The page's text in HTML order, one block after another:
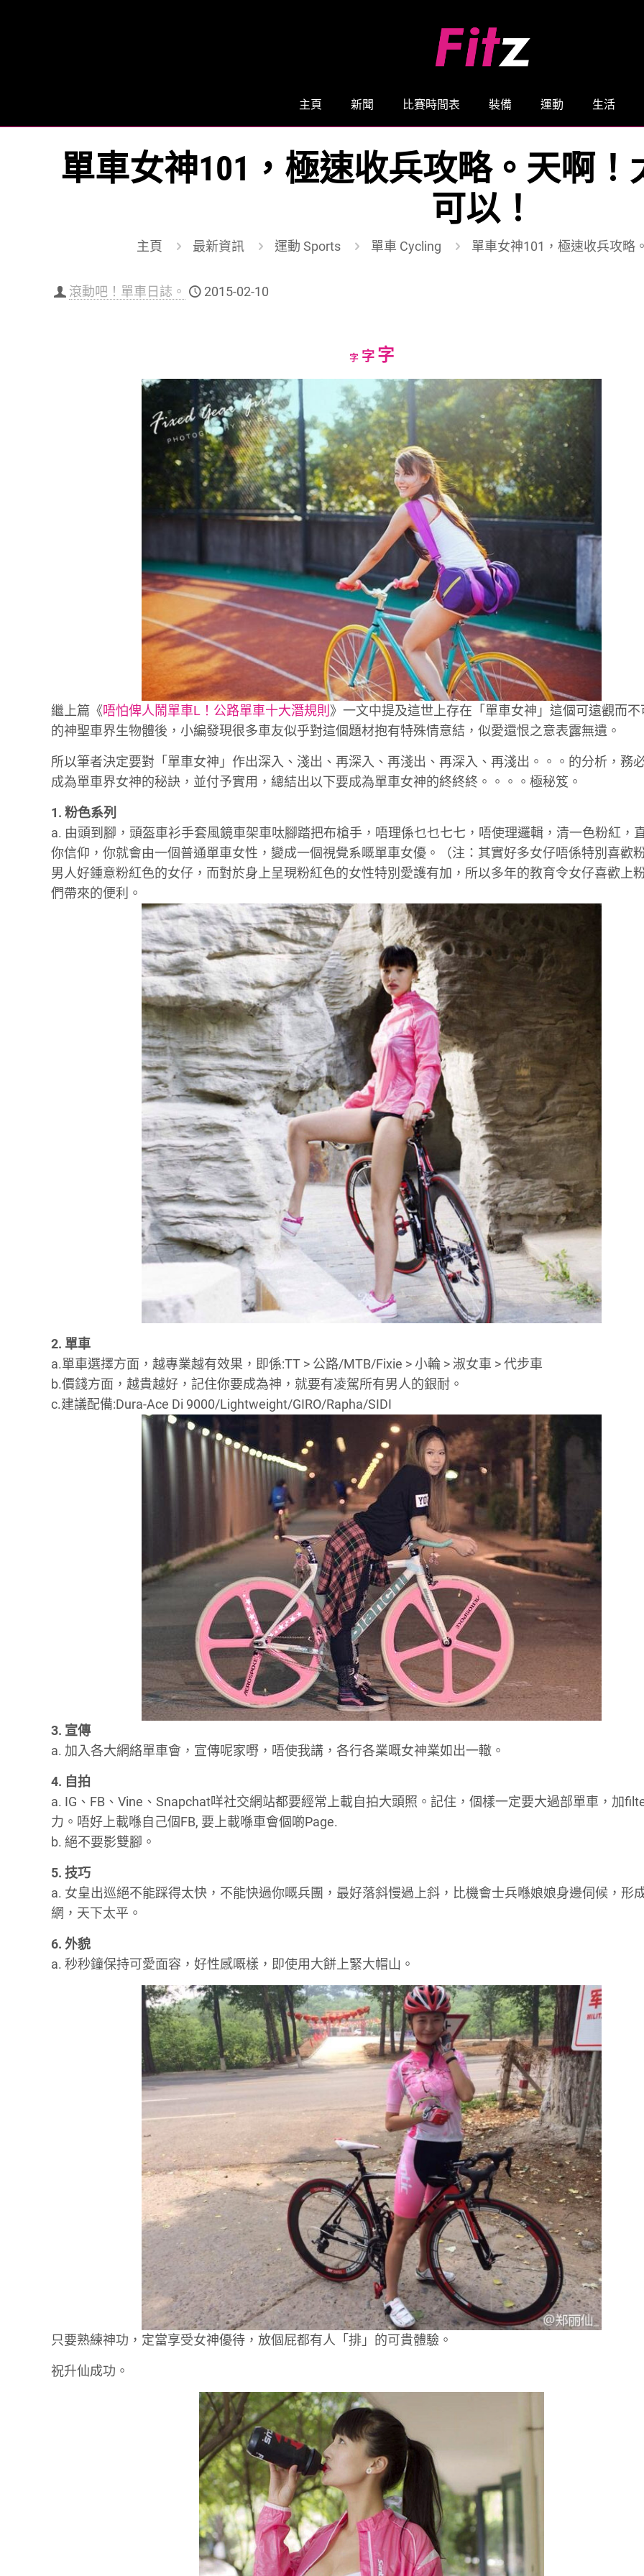
主頁 新聞 比賽時間表 裝備 運動 生活
單車女神101，極速收兵攻略。天啊
可以！
主頁 最新資訊 運動 Sports 單車 Cycling 單車女神101，極速收兵攻略
滾動吧！單車日誌。 2015-02-10
字Decrease
size.
字Reset
size.
字Increase
font
size.
繼上篇《唔怕俾人鬧單車L！公路單車十大潛規則 》一文中提及這世上存在「單車女神」這個可遠觀而不
的神聖車界生物體後，小編發現很多車友似乎對這個題材抱有特殊情意結，似愛還恨之意表露無遺。
所以筆者決定要對「單車女神」作出深入、淺出、再深入、再淺出、再深入、再淺出。。。的分析，務
成為單車界女神的秘訣，並付予實用，總結出以下要成為單車女神的終終終。。。。極秘笈。
1. 粉色系列
a. 由頭到腳，頭盔車衫手套風鏡車架車呔腳踏把布槍手，唔理係乜乜七七，唔使理邏輯，清一色粉紅，
你信仰，你就會由一個普通單車女性，變成一個視覺系嘅單車女優。（注：其實好多女仔唔係特別喜歡
男人好鍾意粉紅色的女仔，而對於身上呈現粉紅色的女性特別愛護有加，所以多年的教育令女仔喜歡上
們帶來的便利。
2. 單車
a.單車選擇方面，越專業越有效果，即係:TT > 公路/MTB/Fixie > 小輪 > 淑女車 > 代步車
b.價錢方面，越貴越好，記住你要成為神，就要有凌駕所有男人的銀耐。
c.建議配備:Dura-Ace Di 9000/Lightweight/GIRO/Rapha/SIDI
3. 宣傳
a. 加入各大網絡單車會，宣傳呢家嘢，唔使我講，各行各業嘅女神業如出一轍。
4. 自拍
a. IG、FB、Vine、Snapchat咩社交網站都要經常上載自拍大頭照。記住，個樣一定要大過部單車，加
力。唔好上載喺自己個FB, 要上載喺車會個啲Page.
b. 絕不要影雙腳。
5. 技巧
a. 女皇出巡絕不能踩得太快，不能快過你嘅兵團，最好落斜慢過上斜，比機會士兵喺娘娘身邊伺候，形
網，天下太平。
6. 外貌
a. 秒秒鐘保持可愛面容，好性感嘅樣，即使用大餅上緊大帽山。
只要熟練神功，定當享受女神優待，放個屁都有人「排」的可貴體驗。
祝升仙成功。